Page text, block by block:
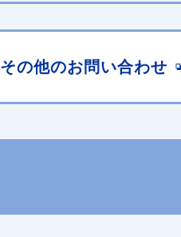
その他のお問い合わせ